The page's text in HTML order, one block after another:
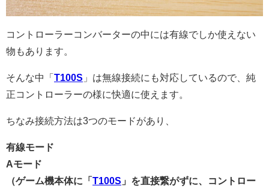
コントローラーコンバーターの中には有線でしか使えない
物もあります。
そんな中「 T100S 」は無線接続にも対応しているので、純
正コントローラーの様に快適に使えます。
ちなみ接続方法は3つのモードがあり、
有線モード
Aモード
（ゲーム機本体に「 T100S 」を直接繋がずに、コントロー